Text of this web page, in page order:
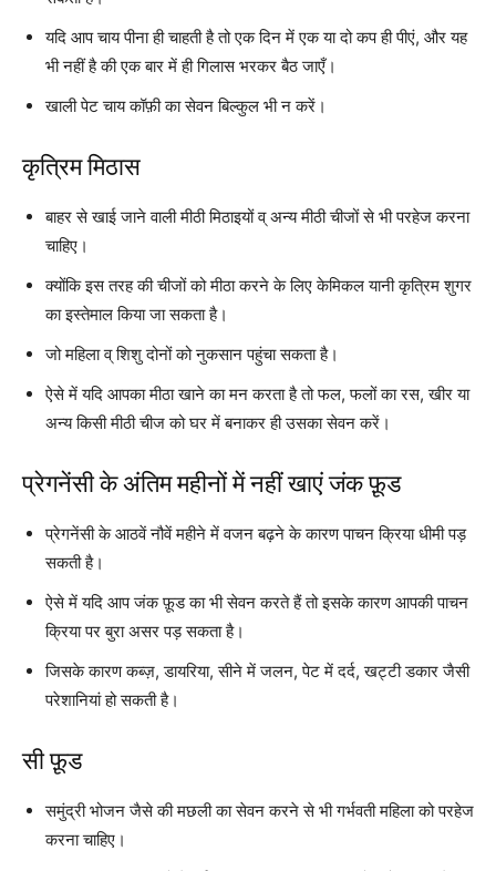
यदि आप चाय पीना ही चाहती है तो एक दिन में एक या दो कप ही पीएं, और यह
भी नहीं है की एक बार में ही गिलास भरकर बैठ जाएँ।
खाली पेट चाय कॉफ़ी का सेवन बिल्कुल भी न करें।
कृत्रिम मिठास
बाहर से खाई जाने वाली मीठी मिठाइयों व् अन्य मीठी चीजों से भी परहेज करना
चाहिए।
क्योंकि इस तरह की चीजों को मीठा करने के लिए केमिकल यानी कृत्रिम शुगर
का इस्तेमाल किया जा सकता है।
जो महिला व् शिशु दोनों को नुकसान पहुंचा सकता है।
ऐसे में यदि आपका मीठा खाने का मन करता है तो फल, फलों का रस, खीर या
अन्य किसी मीठी चीज को घर में बनाकर ही उसका सेवन करें।
प्रेगनेंसी के अंतिम महीनों में नहीं खाएं जंक फ़ूड
प्रेगनेंसी के आठवें नौवें महीने में वजन बढ़ने के कारण पाचन क्रिया धीमी पड़
सकती है।
ऐसे में यदि आप जंक फ़ूड का भी सेवन करते हैं तो इसके कारण आपकी पाचन
क्रिया पर बुरा असर पड़ सकता है।
जिसके कारण कब्ज़, डायरिया, सीने में जलन, पेट में दर्द, खट्टी डकार जैसी
परेशानियां हो सकती है।
सी फ़ूड
समुंद्री भोजन जैसे की मछली का सेवन करने से भी गर्भवती महिला को परहेज
करना चाहिए।